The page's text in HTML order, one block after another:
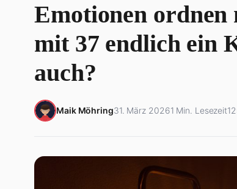
Emotionen
mit 37 endlich ein
auch?
Maik Möhring31. März 20261 Min. Lesezeit